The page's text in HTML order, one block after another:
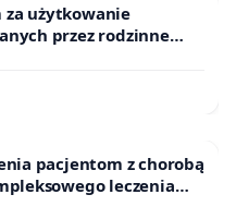
za użytkowanie
przez rodzinne
pacjentom z chorobą
leczenia